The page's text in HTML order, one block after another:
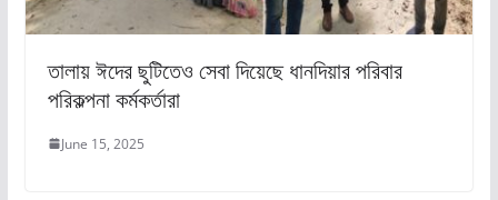
তালায় ঈদের ছুটিতেও সেবা দিয়েছে ধানদিয়ার পরিবার
পরিকল্পনা কর্মকর্তারা
June 15, 2025